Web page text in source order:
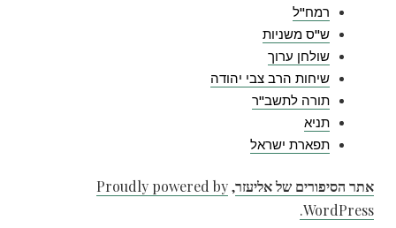
רמח"ל
ש"ס משניות
שולחן ערוך
שיחות הרב צבי יהודה
תורה לתשב"ר
תניא
תפארת ישראל
אתר הסיפורים של אליעזר,
Proudly powered by
WordPress.